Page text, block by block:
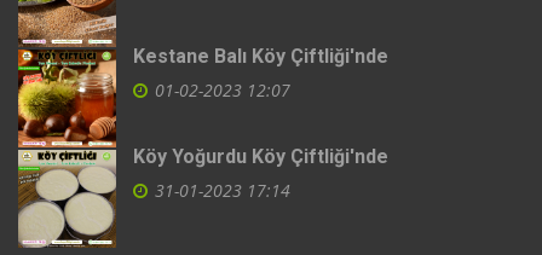
Kestane Balı Köy Çiftliği'nde
01-02-2023 12:07
Köy Yoğurdu Köy Çiftliği'nde
31-01-2023 17:14